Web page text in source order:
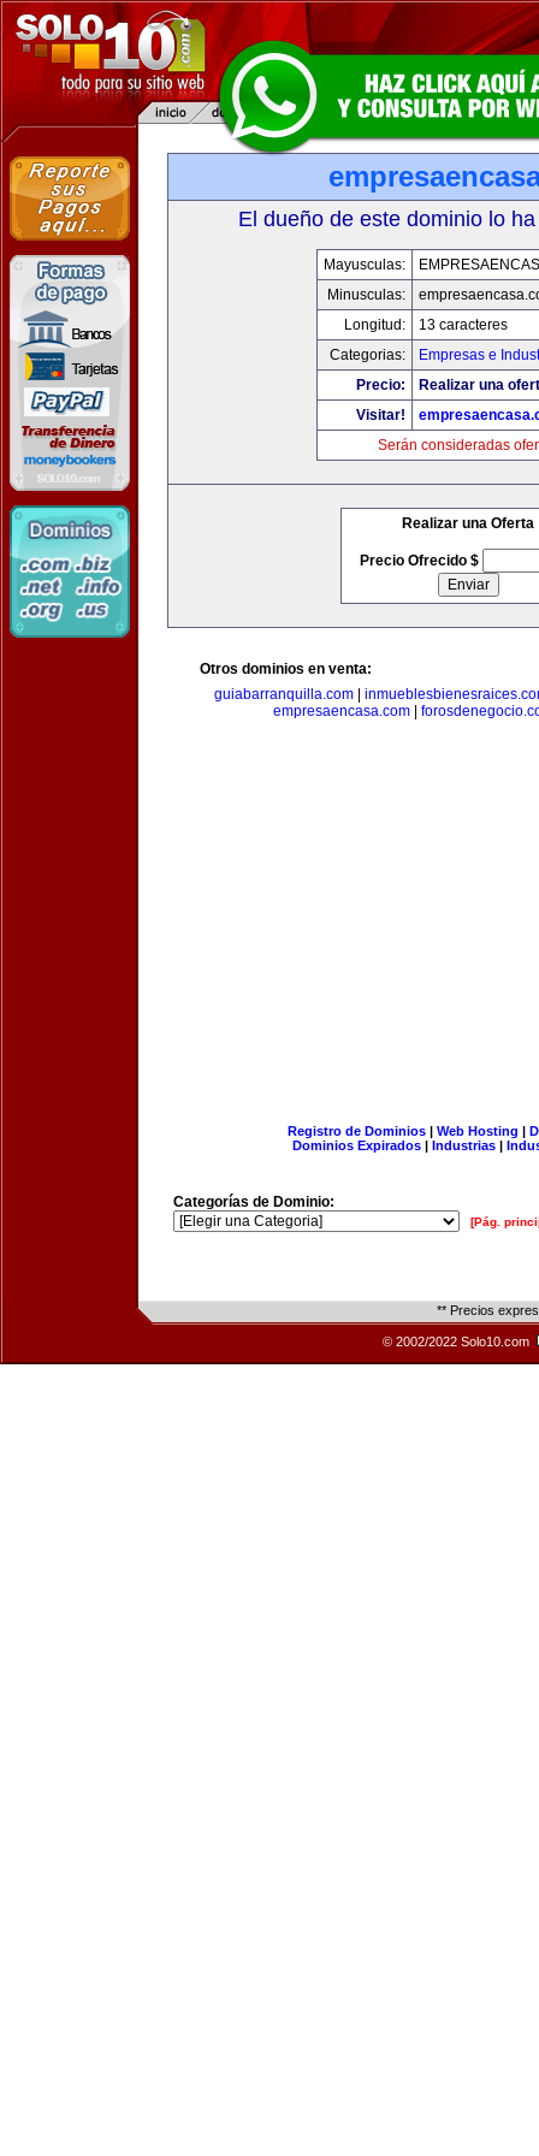
El dueño de este dominio lo
Mayusculas:
Minusculas:
Longitud:
13 caracteres
Categorias:
Empresas e
Precio:
Realizar una
Visitar!
Serán consideradas
Realizar una Oferta
Precio Ofrecido $
Otros dominios en venta:
guiabarranquilla.com|
empresaencasa.com|
Registro de Dominios| Web Hosting |
Dominios Expirados | Industrias |
Categorías de Dominio:
[Pág.
** Precios
© 2002/2022 Solo10.com